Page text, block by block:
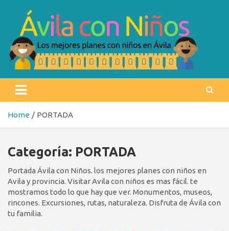
content
Ávila con niños
Home PORTADA
Categoría: PORTADA
Portada Ávila con Niños. los mejores planes con niños en
Avila y provincia. Visitar Avila con niños es mas fácil. te
mostramos todo lo que hay que ver. Monumentos, museos,
rincones. Excursiones, rutas, naturaleza. Disfruta de Ávila con
tu familia.